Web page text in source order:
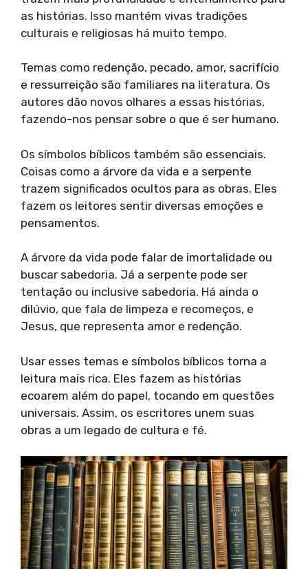
as histórias. Isso mantém vivas tradições
culturais e religiosas há muito tempo.
Temas como redenção, pecado, amor, sacrifício
e ressurreição são familiares na literatura. Os
autores dão novos olhares a essas histórias,
fazendo-nos pensar sobre o que é ser humano.
Os símbolos bíblicos também são essenciais.
Coisas como a árvore da vida e a serpente
trazem significados ocultos para as obras. Eles
fazem os leitores sentir diversas emoções e
pensamentos.
A árvore da vida pode falar de imortalidade ou
buscar sabedoria. Já a serpente pode ser
tentação ou inclusive sabedoria. Há ainda o
dilúvio, que fala de limpeza e recomeços, e
Jesus, que representa amor e redenção.
Usar esses temas e símbolos bíblicos torna a
leitura mais rica. Eles fazem as histórias
ecoarem além do papel, tocando em questões
universais. Assim, os escritores unem suas
obras a um legado de cultura e fé.